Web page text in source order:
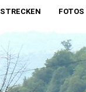
STRECKEN